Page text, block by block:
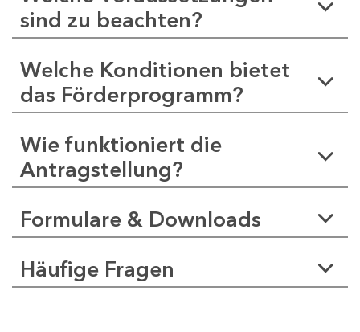
sind zu beachten?
Welche Konditionen bietet
das Förderprogramm?
Wie funktioniert die
Antragstellung?
Formulare & Downloads
Häufige Fragen